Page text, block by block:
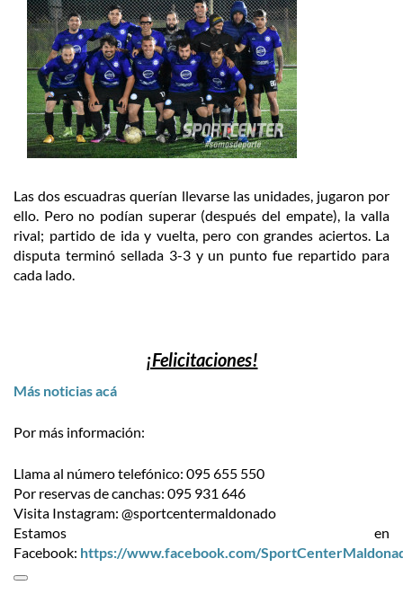
Las dos escuadras querían llevarse las unidades, jugaron por
ello. Pero no podían superar (después del empate), la valla
rival; partido de ida y vuelta, pero con grandes aciertos. La
disputa terminó sellada 3-3 y un punto fue repartido para
cada lado.
¡Felicitaciones!
Más noticias acá
Por más información:
Llama al número telefónico: 095 655 550
Por reservas de canchas: 095 931 646
Visita Instagram: @sportcentermaldonado
Estamos en
Facebook: https://www.facebook.com/